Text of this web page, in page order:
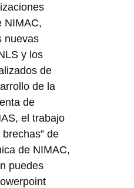
NIMAC,
nuevas
y los
de
de la
de
el trabajo
de
de NIMAC,
puedes